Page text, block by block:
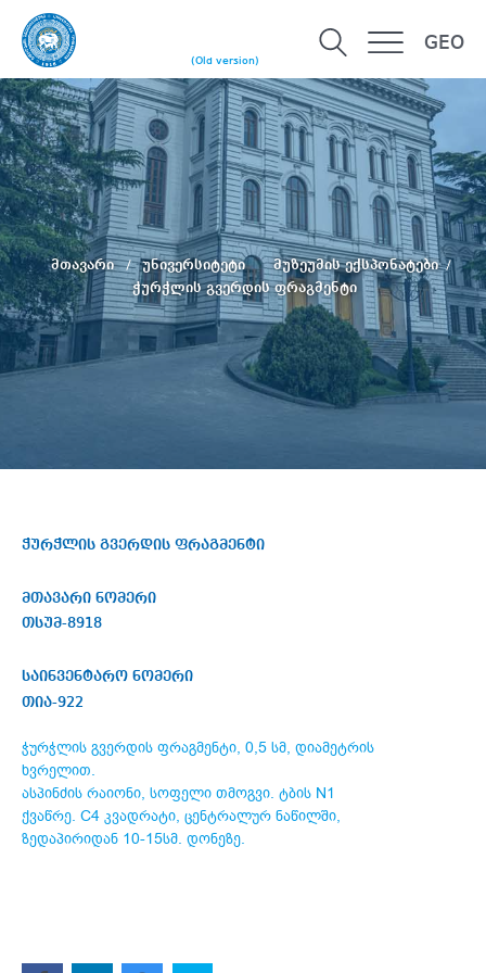
(Old version)
GEO
მთავარი უნივერსიტეტი
მუზეუმის ექსპონატები
ჭურჭლის გვერდის ფრაგმენტი
ჭურჭლის გვერდის ფრაგმენტი
მთავარი ნომერი
თსუმ-8918
საინვენტარო ნომერი
თია-922
ჭურჭლის გვერდის ფრაგმენტი, 0,5 სმ, დიამეტრის
ხვრელით.
ასპინძის რაიონი, სოფელი თმოგვი. ტბის N1
ქვაწრე. C4 კვადრატი, ცენტრალურ ნაწილში,
ზედაპირიდან 10-15სმ. დონეზე.